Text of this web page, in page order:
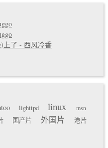
上了 - 西风冷香
lighttpd linux
msn
国产片 外国片
港片